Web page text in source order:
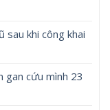
sau khi công khai
gan cứu mình 23